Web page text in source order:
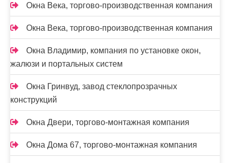
Окна Века, торгово-производственная компания
Окна Века, торгово-производственная компания
Окна Владимир, компания по установке окон,
жалюзи и портальных систем
Окна Гринвуд, завод стеклопрозрачных
конструкций
Окна Двери, торгово-монтажная компания
Окна Дома 67, торгово-монтажная компания